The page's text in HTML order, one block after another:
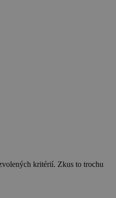
kritérií. Zkus to trochu